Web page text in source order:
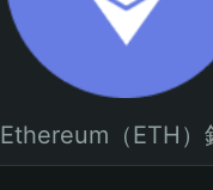
Ethereum（ETH）